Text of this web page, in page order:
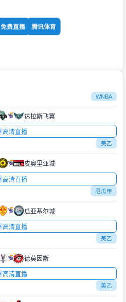
免费直播 腾讯体育
WNBA
达拉斯飞翼
高清直播
美乙
皮奥里亚城
高清直播
厄瓜甲
瓜亚基尔城
高清直播
美乙
德莫因斯
高清直播
美乙